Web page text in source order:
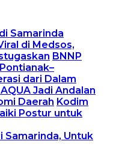
Samarinda
di Medsos,
BNNP
dari Dalam
Jadi Andalan
Daerah Kodim
Postur untuk